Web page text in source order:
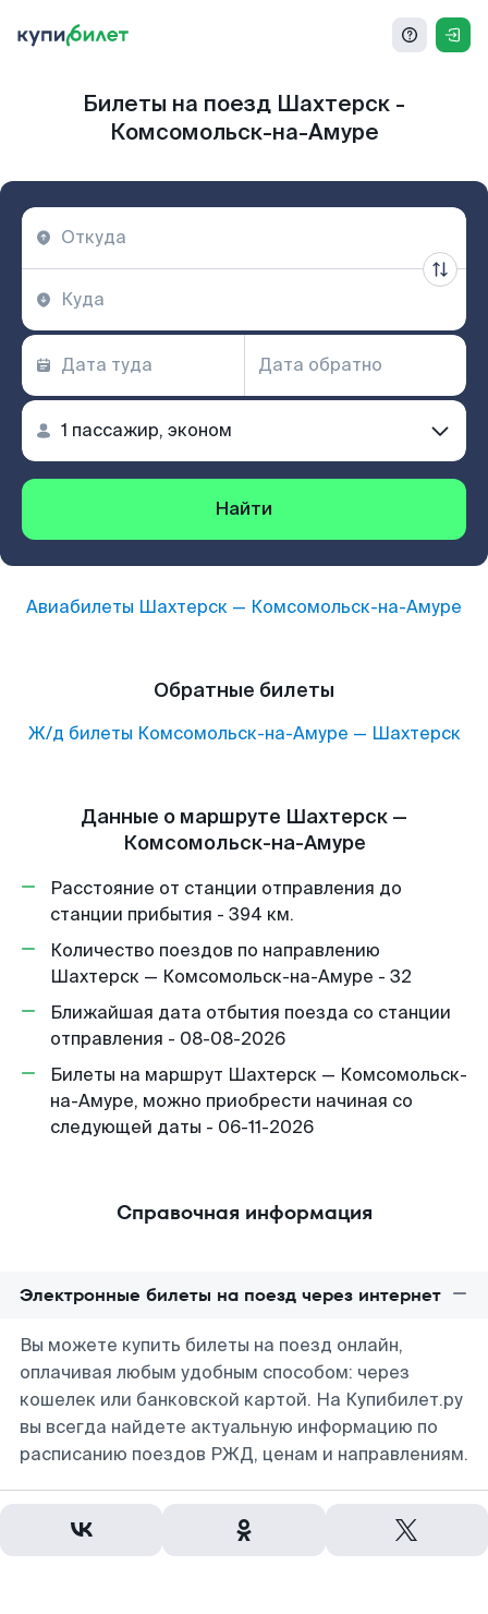
Билеты на поезд Шахтерск -
Комсомольск-на-Амуре
Найти
Авиабилеты Шахтерск — Комсомольск-на-Амуре
Обратные билеты
Ж/д билеты Комсомольск-на-Амуре — Шахтерск
Данные о маршруте Шахтерск —
Комсомольск-на-Амуре
Расстояние от станции отправления до
станции прибытия - 394 км.
Количество поездов по направлению
Шахтерск — Комсомольск-на-Амуре - 32
Ближайшая дата отбытия поезда со станции
отправления - 08-08-2026
Билеты на маршрут Шахтерск — Комсомольск-
на-Амуре, можно приобрести начиная со
следующей даты - 06-11-2026
Справочная информация
Электронные билеты на поезд через интернет
Вы можете купить билеты на поезд онлайн,
оплачивая любым удобным способом: через
кошелек или банковской картой. На Купибилет.ру
вы всегда найдете актуальную информацию по
расписанию поездов РЖД, ценам и направлениям.